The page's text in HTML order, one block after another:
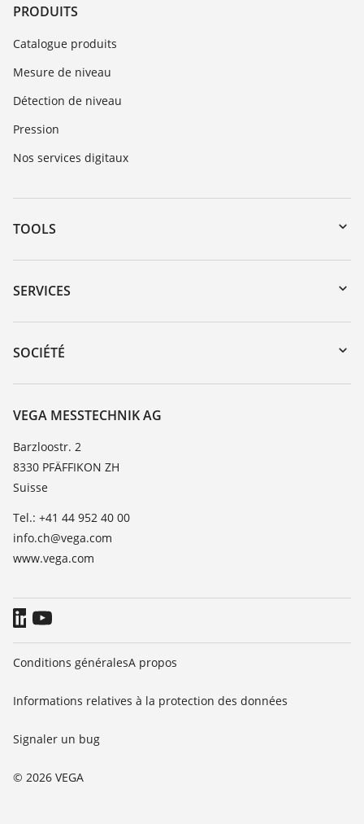
PRODUITS
Catalogue produits
Mesure de niveau
Détection de niveau
Pression
Nos services digitaux
TOOLS
Téléchargements
Recherche par numéro de série
DTM Collection/PACTware
SERVICES
Retour d'appareil
Formations
Liste de compatibilité chimique
TeamViewer
SOCIÉTÉ
À propos de VEGA
Contact
News
Presse
VEGA MESSTECHNIK AG
Barzloostr. 2
8330 PFÄFFIKON ZH
Suisse
Tel.: +41 44 952 40 00
info.ch@vega.com
www.vega.com
© 2026 VEGA
Conditions généralesA propos
Informations relatives à la protection des données
Signaler un bug